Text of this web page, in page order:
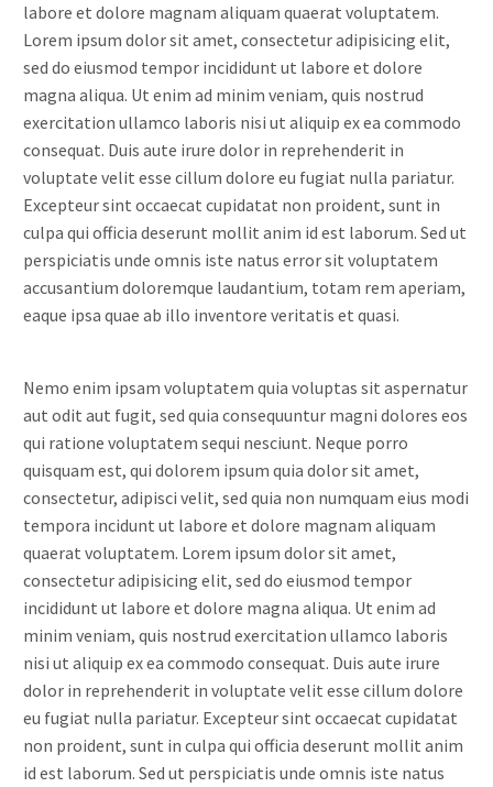
labore et dolore magnam aliquam quaerat voluptatem.
Lorem ipsum dolor sit amet, consectetur adipisicing elit,
sed do eiusmod tempor incididunt ut labore et dolore
magna aliqua. Ut enim ad minim veniam, quis nostrud
exercitation ullamco laboris nisi ut aliquip ex ea commodo
consequat. Duis aute irure dolor in reprehenderit in
voluptate velit esse cillum dolore eu fugiat nulla pariatur.
Excepteur sint occaecat cupidatat non proident, sunt in
culpa qui officia deserunt mollit anim id est laborum. Sed ut
perspiciatis unde omnis iste natus error sit voluptatem
accusantium doloremque laudantium, totam rem aperiam,
eaque ipsa quae ab illo inventore veritatis et quasi.
Nemo enim ipsam voluptatem quia voluptas sit aspernatur
aut odit aut fugit, sed quia consequuntur magni dolores eos
qui ratione voluptatem sequi nesciunt. Neque porro
quisquam est, qui dolorem ipsum quia dolor sit amet,
consectetur, adipisci velit, sed quia non numquam eius modi
tempora incidunt ut labore et dolore magnam aliquam
quaerat voluptatem. Lorem ipsum dolor sit amet,
consectetur adipisicing elit, sed do eiusmod tempor
incididunt ut labore et dolore magna aliqua. Ut enim ad
minim veniam, quis nostrud exercitation ullamco laboris
nisi ut aliquip ex ea commodo consequat. Duis aute irure
dolor in reprehenderit in voluptate velit esse cillum dolore
eu fugiat nulla pariatur. Excepteur sint occaecat cupidatat
non proident, sunt in culpa qui officia deserunt mollit anim
id est laborum. Sed ut perspiciatis unde omnis iste natus